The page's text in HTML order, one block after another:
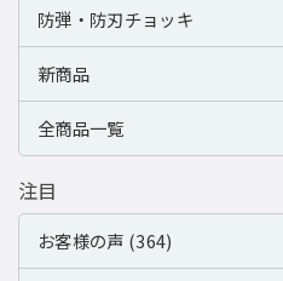
防弾・防刃チョッキ
新商品
全商品一覧
注目
お客様の声 (364)